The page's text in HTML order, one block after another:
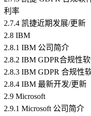
利率
2.7.4 凯捷近期发展/更新
2.8 IBM
2.8.1 IBM 公司简介
2.8.2 IBM GDPR合规性
2.8.3 IBM GDPR 合规性
2.8.4 IBM 最新开发/更新
2.9 Microsoft
2.9.1 Microsoft 公司简介